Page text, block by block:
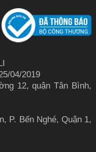
04/2019
12, quận Tân Bình,
P. Bến Nghé, Quận 1,